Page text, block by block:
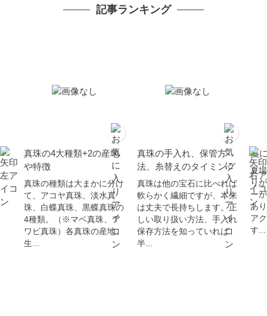
記事ランキング
真珠の4大種類+2の産地
や特徴
真珠の種類は大まかに分け
て、アコヤ真珠、淡水真
珠、白蝶真珠、黒蝶真珠の
4種類。（※マベ真珠、ア
ワビ真珠）各真珠の産地、
生...
真珠の手入れ、保管方
法、糸替えのタイミング
真珠は他の宝石に比べれば
軟らかく繊細ですが、本来
は丈夫で長持ちします。正
しい取り扱い方法、手入れ
保存方法を知っていれば
半...
夏
夏
り
ー
あ
ア
す...